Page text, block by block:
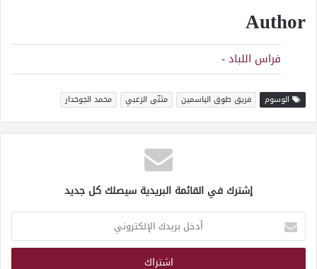
Author
فراس اللباد-
الوسوم فريق طوق الياسمين مثنّى الزعبي محمد الجوخدار
إشترك في القائمة البريدية سيصلك كل جديد
أدخل
بريدك
الإلكتروني